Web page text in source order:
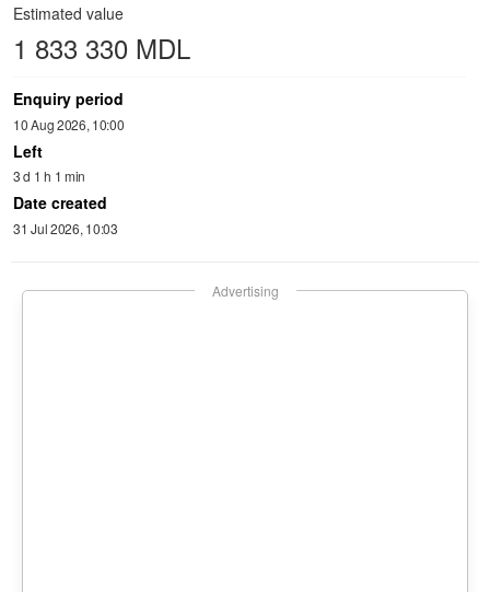
Estimated value
1 833 330 MDL
Enquiry period
10 Aug 2026, 10:00
Left
3 d 1 h 1 min
Date created
31 Jul 2026, 10:03
Advertising